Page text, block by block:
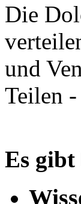
Die
und
Teilen
Es gibt